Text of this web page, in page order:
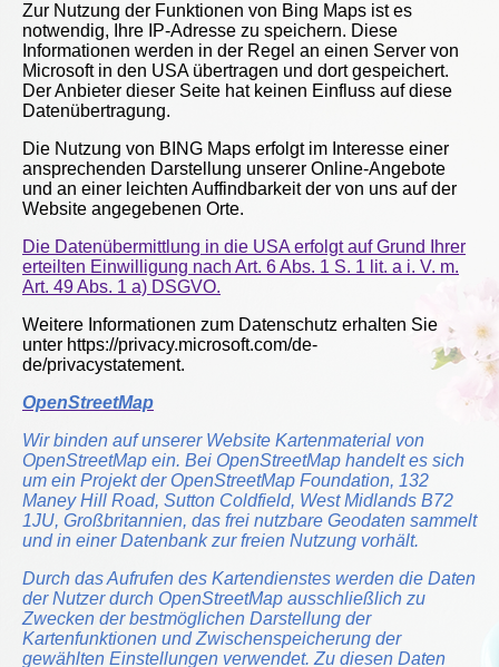
Zur Nutzung der Funktionen von Bing Maps ist es
notwendig, Ihre IP-Adresse zu speichern. Diese
Informationen werden in der Regel an einen Server von
Microsoft in den USA übertragen und dort gespeichert.
Der Anbieter dieser Seite hat keinen Einfluss auf diese
Datenübertragung.
Die Nutzung von BING Maps erfolgt im Interesse einer
ansprechenden Darstellung unserer Online-Angebote
und an einer leichten Auffindbarkeit der von uns auf der
Website angegebenen Orte.
Die Datenübermittlung in die USA erfolgt auf Grund Ihrer
erteilten Einwilligung nach Art. 6 Abs. 1 S. 1 lit. a i. V. m.
Art. 49 Abs. 1 a) DSGVO.
Weitere Informationen zum Datenschutz erhalten Sie
unter https://privacy.microsoft.com/de-
de/privacystatement.
OpenStreetMap
Wir binden auf unserer Website Kartenmaterial von
OpenStreetMap ein. Bei OpenStreetMap handelt es sich
um ein Projekt der OpenStreetMap Foundation, 132
Maney Hill Road, Sutton Coldfield, West Midlands B72
1JU, Großbritannien, das frei nutzbare Geodaten sammelt
und in einer Datenbank zur freien Nutzung vorhält.
Durch das Aufrufen des Kartendienstes werden die Daten
der Nutzer durch OpenStreetMap ausschließlich zu
Zwecken der bestmöglichen Darstellung der
Kartenfunktionen und Zwischenspeicherung der
gewählten Einstellungen verwendet. Zu diesen Daten